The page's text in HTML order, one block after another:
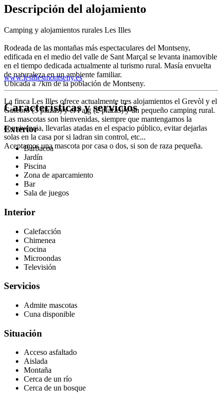
Descripción del alojamiento
Camping y alojamientos rurales Les Illes
Rodeada de las montañas más espectaculares del Montseny,
edificada en el medio del valle de Sant Marçal se levanta inamovible
en el tiempo dedicada actualmente al turismo rural. Masía envuelta
de naturaleza en un ambiente familiar.
Ubicada a 7km de la población de Montseny.
La finca Les Illes ofrece actualmente tres alojamientos el Grevòl y el
Ginebró (5 plazas) y el Faig (2 plazas) y un pequeño camping rural.
Las mascotas son bienvenidas, siempre que mantengamos la
convivencia, llevarlas atadas en el espacio público, evitar dejarlas
solas en la casa por si ladran sin control, etc...
Aceptamos una mascota por casa o dos, si son de raza pequeña.
www.lesillesmontseny.es
Características y servicios
Exterior
Barbacoa
Jardín
Piscina
Zona de aparcamiento
Bar
Sala de juegos
Interior
Calefacción
Chimenea
Cocina
Microondas
Televisión
Servicios
Admite mascotas
Cuna disponible
Situación
Acceso asfaltado
Aislada
Montaña
Cerca de un río
Cerca de un bosque